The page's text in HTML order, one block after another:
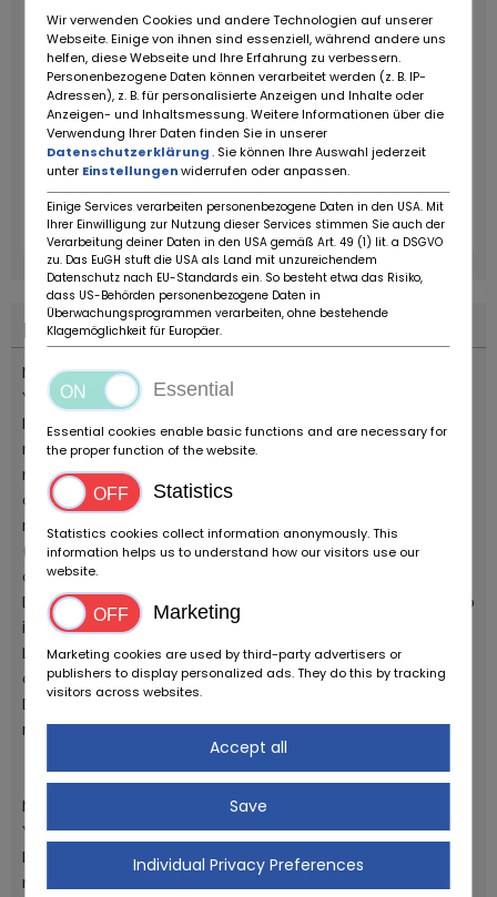
Description du véhicule
Moto nuova, fondo di magazzino di un concessionario
Yamaha.
Il modello del 2008 è la seconda evoluzione del 2006:
motore ottimizzato (il principale intervento è un
maggior rapporto di compressione) per ottenere piu
coppia, telaio più rigido e comparto sospensioni
rinnovato
(in particolare al posteriore) per una guidabilità
complessiva migliorata di molto.
Di fatto le evoluzioni portate dalla versione 2008 erano
il frutto delle richieste arrivate dai terreni di gara.
La versione con le plastiche bianche, più rara del
classico blu, è una chicca ulteriore.
Disponibile con cavalletto originale, libretto uso e
manutezione e kit lana di roccia per il silenziatore.
Moto nuova, fondo di magazzino di un concessionario
Yamaha.
Il modello del 2008 è la seconda evoluzione del 2006:
motore ottimizzato (il principale intervento è un
Wir verwenden Cookies und andere Technologien auf unserer
Webseite. Einige von ihnen sind essenziell, während andere uns
helfen, diese Webseite und Ihre Erfahrung zu verbessern.
Personenbezogene Daten können verarbeitet werden (z. B. IP-
Adressen), z. B. für personalisierte Anzeigen und Inhalte oder
Anzeigen- und Inhaltsmessung. Weitere Informationen über die
Verwendung Ihrer Daten finden Sie in unserer
Datenschutzerklärung. Sie können Ihre Auswahl jederzeit
unter Einstellungenwiderrufen oder anpassen.
Einige Services verarbeiten personenbezogene Daten in den USA. Mit
Ihrer Einwilligung zur Nutzung dieser Services stimmen Sie auch der
Verarbeitung deiner Daten in den USA gemäß Art. 49 (1) lit. a DSGVO
zu. Das EuGH stuft die USA als Land mit unzureichendem
Datenschutz nach EU-Standards ein. So besteht etwa das Risiko,
dass US-Behörden personenbezogene Daten in
Überwachungsprogrammen verarbeiten, ohne bestehende
Klagemöglichkeit für Europäer.
Essential
Essential cookies enable basic functions and are necessary for
the proper function of the website.
Statistics
Statistics cookies collect information anonymously. This
information helps us to understand how our visitors use our
website.
Marketing
Marketing cookies are used by third-party advertisers or
publishers to display personalized ads. They do this by tracking
visitors across websites.
Accept all
Save
Individual Privacy Preferences